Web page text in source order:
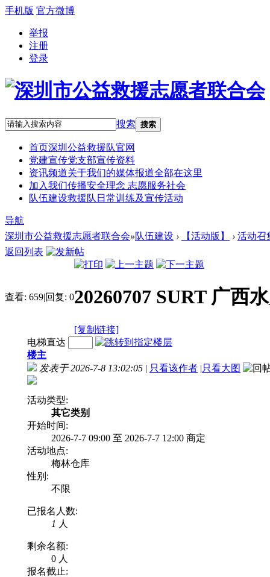
手机版 官方微博
举报
注册
登录
搜索 搜索
首页深圳公益救援队官网
党建宣传党支部宣传资料
资讯频道关于我们的媒体报道全部在这里
加入我们传播安全理念 志愿服务社会
队伍建设救援队日常训练及宣传活动
导航
深圳市公益救援志愿者联合会»队伍建设 › 【活动版】 › 活动召
返回列表
查看: 659|回复: 020260707 SURT 广西
[复制链接]
电梯直达
楼主
发表于 2026-7-8 13:02:05 | 只看该作者 |只看大图
活动类型:
其它类别
开始时间:
2026-7-7 09:00 至 2026-7-7 12:00 商定
活动地点:
梅林仓库
性别:
不限
已报名人数:
1 人
剩余名额:
0 人
报名截止: